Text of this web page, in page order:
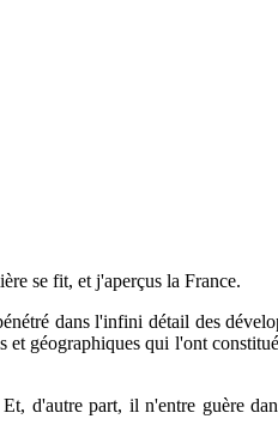
se fit, et j'aperçus la France.
dans l'infini détail des
et géographiques qui l'ont
Et, d'autrepart, il n'entre guère